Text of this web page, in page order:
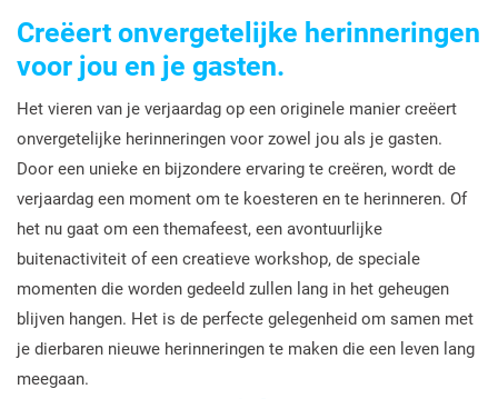
Creëert onvergetelijke herinneringen
voor jou en je gasten.
Het vieren van je verjaardag op een originele manier creëert
onvergetelijke herinneringen voor zowel jou als je gasten.
Door een unieke en bijzondere ervaring te creëren, wordt de
verjaardag een moment om te koesteren en te herinneren. Of
het nu gaat om een themafeest, een avontuurlijke
buitenactiviteit of een creatieve workshop, de speciale
momenten die worden gedeeld zullen lang in het geheugen
blijven hangen. Het is de perfecte gelegenheid om samen met
je dierbaren nieuwe herinneringen te maken die een leven lang
meegaan.